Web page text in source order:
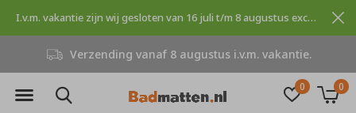
0 0
Niet goed, geld terug
I.v.m. vakantie zijn wij gesloten van 16 juli t/m 8 augustus excuses voor dit ongemak.